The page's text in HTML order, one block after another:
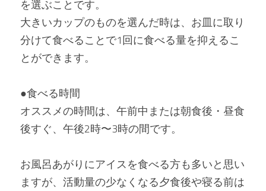
を選ぶことです。
大きいカップのものを選んだ時は、お皿に取り
分けて食べることで1回に食べる量を抑えるこ
とができます。
●食べる時間
オススメの時間は、午前中または朝食後・昼食
後すぐ、午後2時〜3時の間です。
お風呂あがりにアイスを食べる方も多いと思い
ますが、活動量の少なくなる夕食後や寝る前は